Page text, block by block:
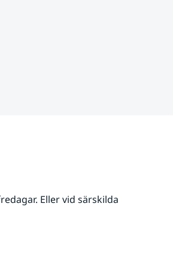
Eller vid särskilda